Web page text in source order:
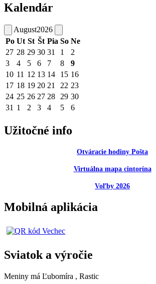
Kalendár
August2026
Po Ut St Št Pia So Ne
27 28 29 30 31 1
2
3
4 5 6 7 8
9
10 11 12 13 14 15 16
17 18 19 20 21 22 23
24 25 26 27 28 29 30
31 1 2 3 4 5 6
Užitočné info
Otváracie hodiny Pošta
Virtuálna mapa cintorína
Voľby 2026
Mobilná aplikácia
Sviatok a výročie
Meniny má Ľubomíra , Rastic